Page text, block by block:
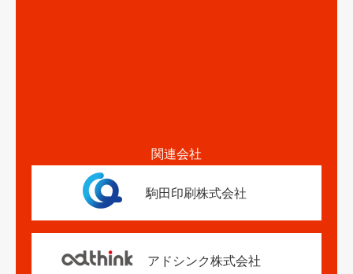
関連会社
駒田印刷株式会社
アドシンク株式会社